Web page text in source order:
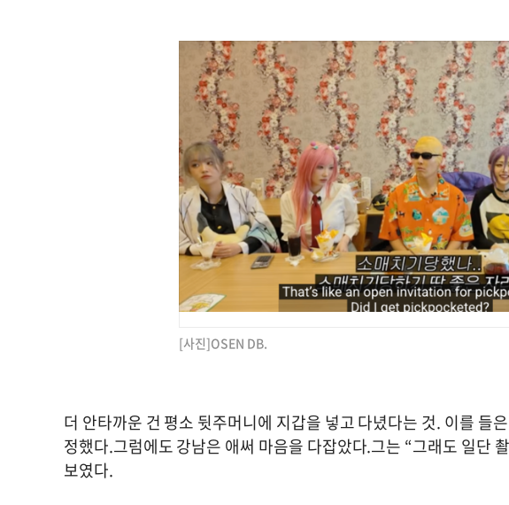
[사진]OSEN DB.
더 안타까운 건 평소 뒷주머니에 지갑을 넣고 다녔다는 것. 이를 들
정했다.그럼에도 강남은 애써 마음을 다잡았다.그는 “그래도 일단
보였다.